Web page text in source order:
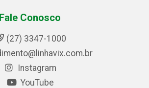
Fale Conosco
(27) 3347-1000
Instagram
YouTube